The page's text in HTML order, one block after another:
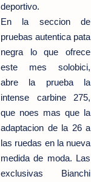
deportivo.
En la seccion de
pruebas autentica pata
negra lo que ofrece
este mes solobici,
abre la prueba la
intense carbine 275,
que noes mas que la
adaptacion de la 26 a
las ruedas en la nueva
medida de moda. Las
exclusivas Bianchi